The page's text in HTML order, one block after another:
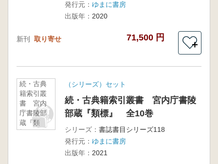
発行元： ゆまに書房
出版年： 2020
新刊 取り寄せ 71,500 円
＋
続・古典
籍索引叢
書 宮内
庁書陵部
蔵『類
標』 全
（シリーズ）セット
続・古典籍索引叢書 宮内庁書陵
部蔵『類標』 全10巻
シリーズ： 書誌書目シリーズ118
発行元： ゆまに書房
出版年： 2021